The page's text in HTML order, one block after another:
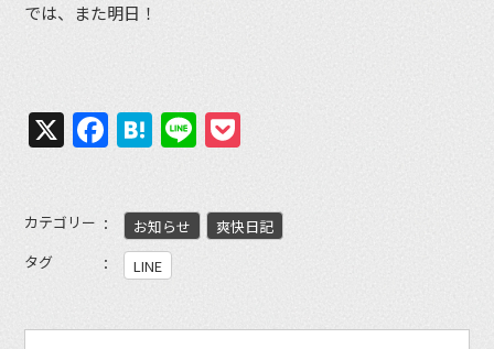
では、また明日！
X Facebook
Hatena
Line
カテゴリー お知らせ
爽快日記
タグ
LINE